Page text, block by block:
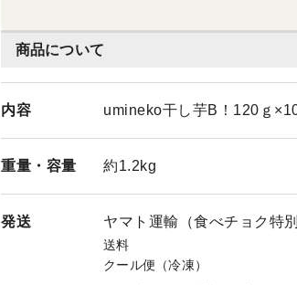
商品について
内容 umineko干し芋B！120ｇ
重量・ 容量 約1.2kg
発送 ヤマト運輸（食べチョク特別
送料
クール便（冷凍）